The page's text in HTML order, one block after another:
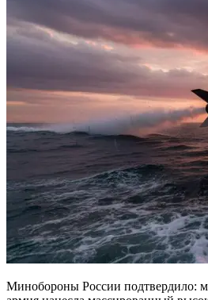
Минобороны России подтвердило: